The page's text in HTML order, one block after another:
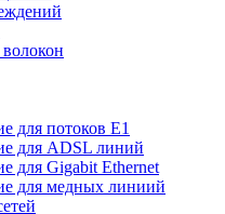
для потоков Е1
для ADSL линий
для Gigabit Ethernet
для медных линиий